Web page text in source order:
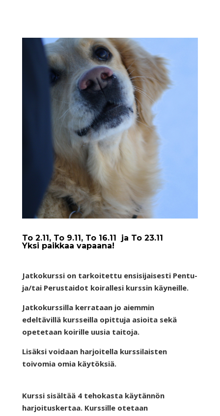
To 2.11, To 9.11, To 16.11 ja To 23.11
Yksi paikkaa vapaana!
Jatkokurssi on tarkoitettu ensisijaisesti Pentu-
ja/tai Perustaidot koirallesi kurssin käyneille.
Jatkokurssilla kerrataan jo aiemmin
edeltävillä kursseilla opittuja asioita sekä
opetetaan koirille uusia taitoja.
Lisäksi voidaan harjoitella kurssilaisten
toivomia omia käytöksiä.
Kurssi sisältää 4 tehokasta käytännön
harjoituskertaa. Kurssille otetaan